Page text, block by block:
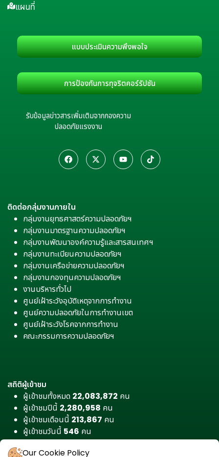
แผนที่
แบบประเมินความพึงพอใจ
การป้องกันการทุจริตคอร์รัปชัน
รับข้อมูลข่าวสารเพิ่มเติมจากกองความ
ปลอดภัยแรงงาน
ติดต่อกลุ่มงานภายใน
กลุ่มงานยุทธศาสตร์ความปลอดภัยฯ
กลุ่มงานมาตรฐานความปลอดภัยฯ
กลุ่มงานพัฒนาองค์ความรู้และสารสนเทศฯ
กลุ่มงานทะเบียนความปลอดภัยฯ
กลุ่มงานเครือข่ายความปลอดภัยฯ
กลุ่มงานกองทุนความปลอดภัยฯ
งานบริหารทั่วไป
ศูนย์เฝ้าระวังอุบัติเหตุจากการทำงาน
ศูนย์ความปลอดภัยในการทำงานเขต
ศูนย์เฝ้าระวังโรคจากการทำงาน
คณะกรรมการความปลอดภัยฯ
สถิติผู้เข้าชม
ผู้เข้าชมทั้งหมด 22,083,872 คน
ผู้เข้าชมปีนี้ 2,280,958 คน
ผู้เข้าชมเดือนนี้ 213,867 คน
ผู้เข้าชมวันนี้ 546 คน
Our Cookie Policy